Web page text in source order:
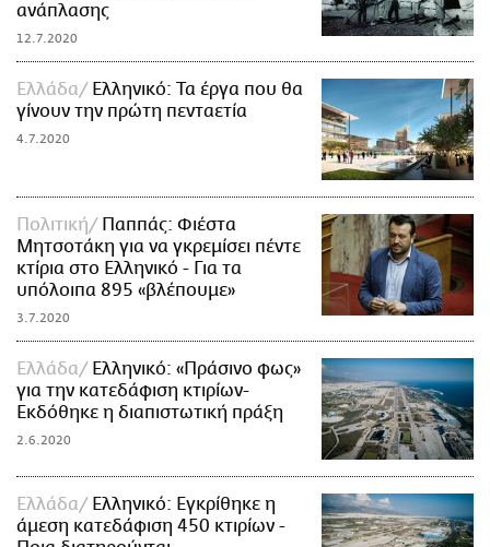
ανάπλασης
12.7.2020
Ελλάδα
Ελληνικό: Τα έργα που θα
γίνουν την πρώτη πενταετία
4.7.2020
Πολιτική
Παππάς: Φιέστα
Μητσοτάκη για να γκρεμίσει πέντε
κτίρια στο Ελληνικό - Για τα
υπόλοιπα 895 «βλέπουμε»
3.7.2020
Ελλάδα
Ελληνικό: «Πράσινο φως»
για την κατεδάφιση κτιρίων-
Εκδόθηκε η διαπιστωτική πράξη
2.6.2020
Ελλάδα
Ελληνικό: Εγκρίθηκε η
άμεση κατεδάφιση 450 κτιρίων -